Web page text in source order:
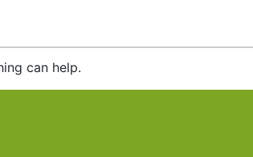
can help.